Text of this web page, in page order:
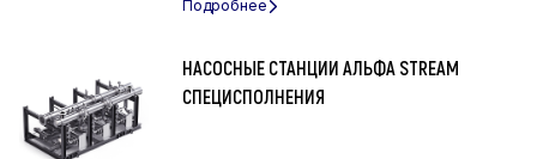
НАСОСНЫЕ СТАНЦИИ АЛЬФА STREAM
СПЕЦИСПОЛНЕНИЯ